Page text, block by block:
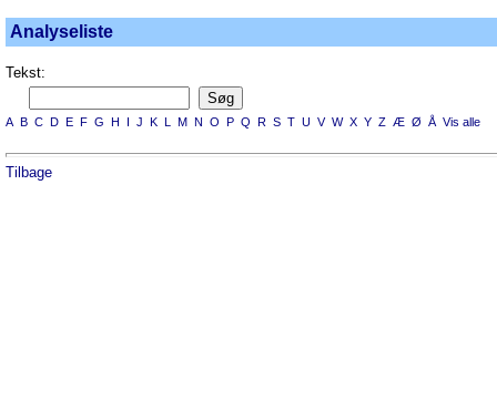
Analyseliste
Tekst:
A B C D E F G H I J K L M N O P Q R S T U V W X Y Z Æ Ø Å Vis alle
Tilbage